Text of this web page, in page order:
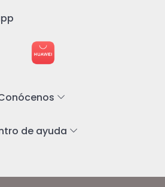
de ayuda